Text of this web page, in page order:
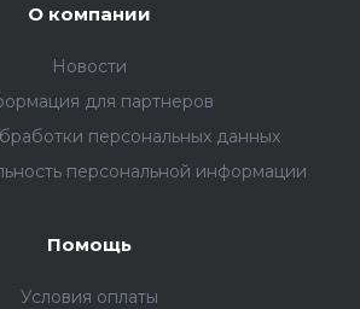
О компании
Новости
для партнеров
персональных данных
персональной информации
Помощь
Условия оплаты